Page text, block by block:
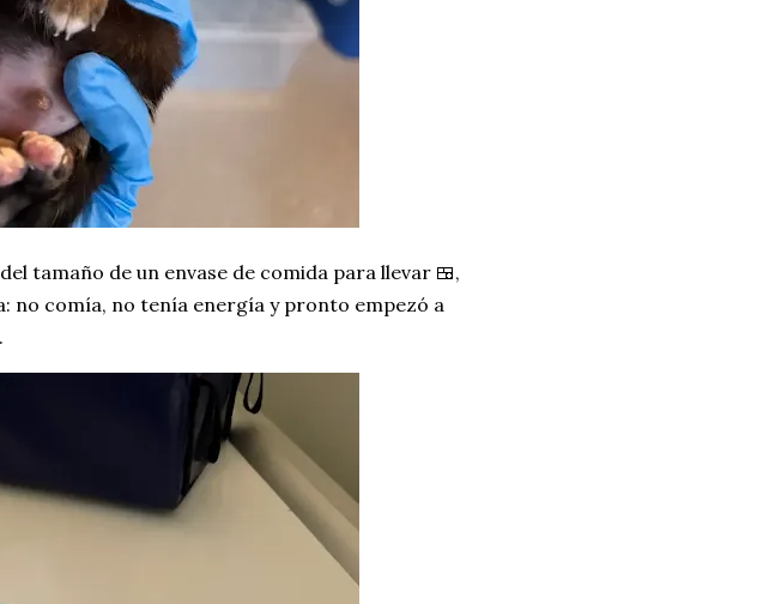
tamaño de un envase de comida para llevar 🍱,
no comía, no tenía energía y pronto empezó a